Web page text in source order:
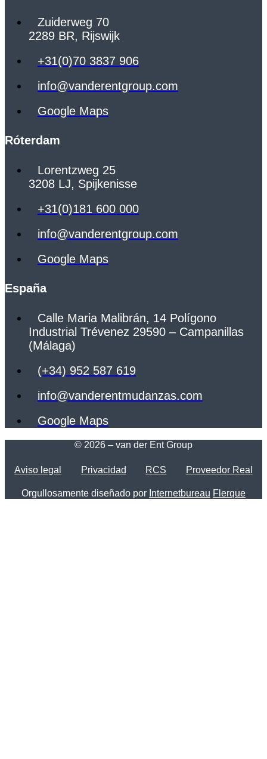
Zuiderweg 70
2289 BR, Rijswijk
+31(0)70 3837 906
info@vanderentgroup.com
Google Maps
Róterdam
Lorentzweg 25
3208 LJ, Spijkenisse
+31(0)181 600 000
info@vanderentgroup.com
Google Maps
España
Calle Maria Malibrán, 14 Polígono
Industrial Trévenez 29590 – Campanillas
(Málaga)
(+34) 952 587 619
info@vanderentmudanzas.com
Google Maps
© 2026 – van der Ent Group
Aviso legal Privacidad RCS Proveedor Real
Orgullosamente diseñado por Internetbureau Flerque